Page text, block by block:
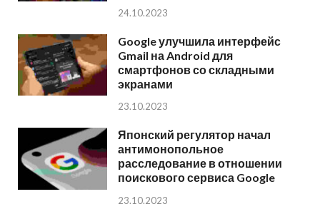
24.10.2023
Google улучшила интерфейс
Gmail на Android для
смартфонов со складными
экранами
23.10.2023
Японский регулятор начал
антимонопольное
расследование в отношении
поискового сервиса Google
23.10.2023